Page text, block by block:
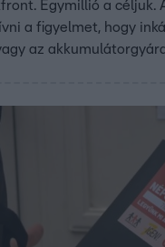
Egymillió a céljuk.
a figyelmet, hogy
az
fizeti azokat, akik a